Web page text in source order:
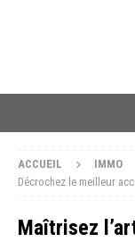
ACCUEIL IMMO
Décrochez le meilleur
Maîtrisez